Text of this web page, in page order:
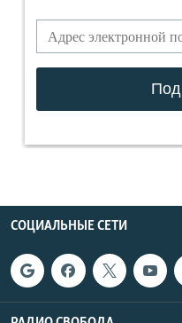
СОЦИАЛЬНЫЕ СЕТИ